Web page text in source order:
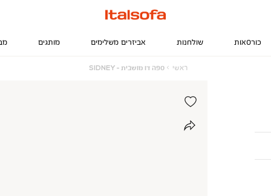
כורסאות שולחנות אביזרים משלימים מותגים
ראשי ראשי
ספה דו מושבית - SIDNEY
ספה